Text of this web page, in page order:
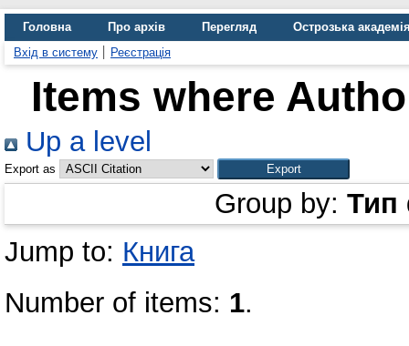
Головна Про архів Перегляд
Острозька
Вхід в систему
Реєстрація
Items where
Up a level
Export as
Group by: Тип
Jump to: Книга
Number of items: 1.